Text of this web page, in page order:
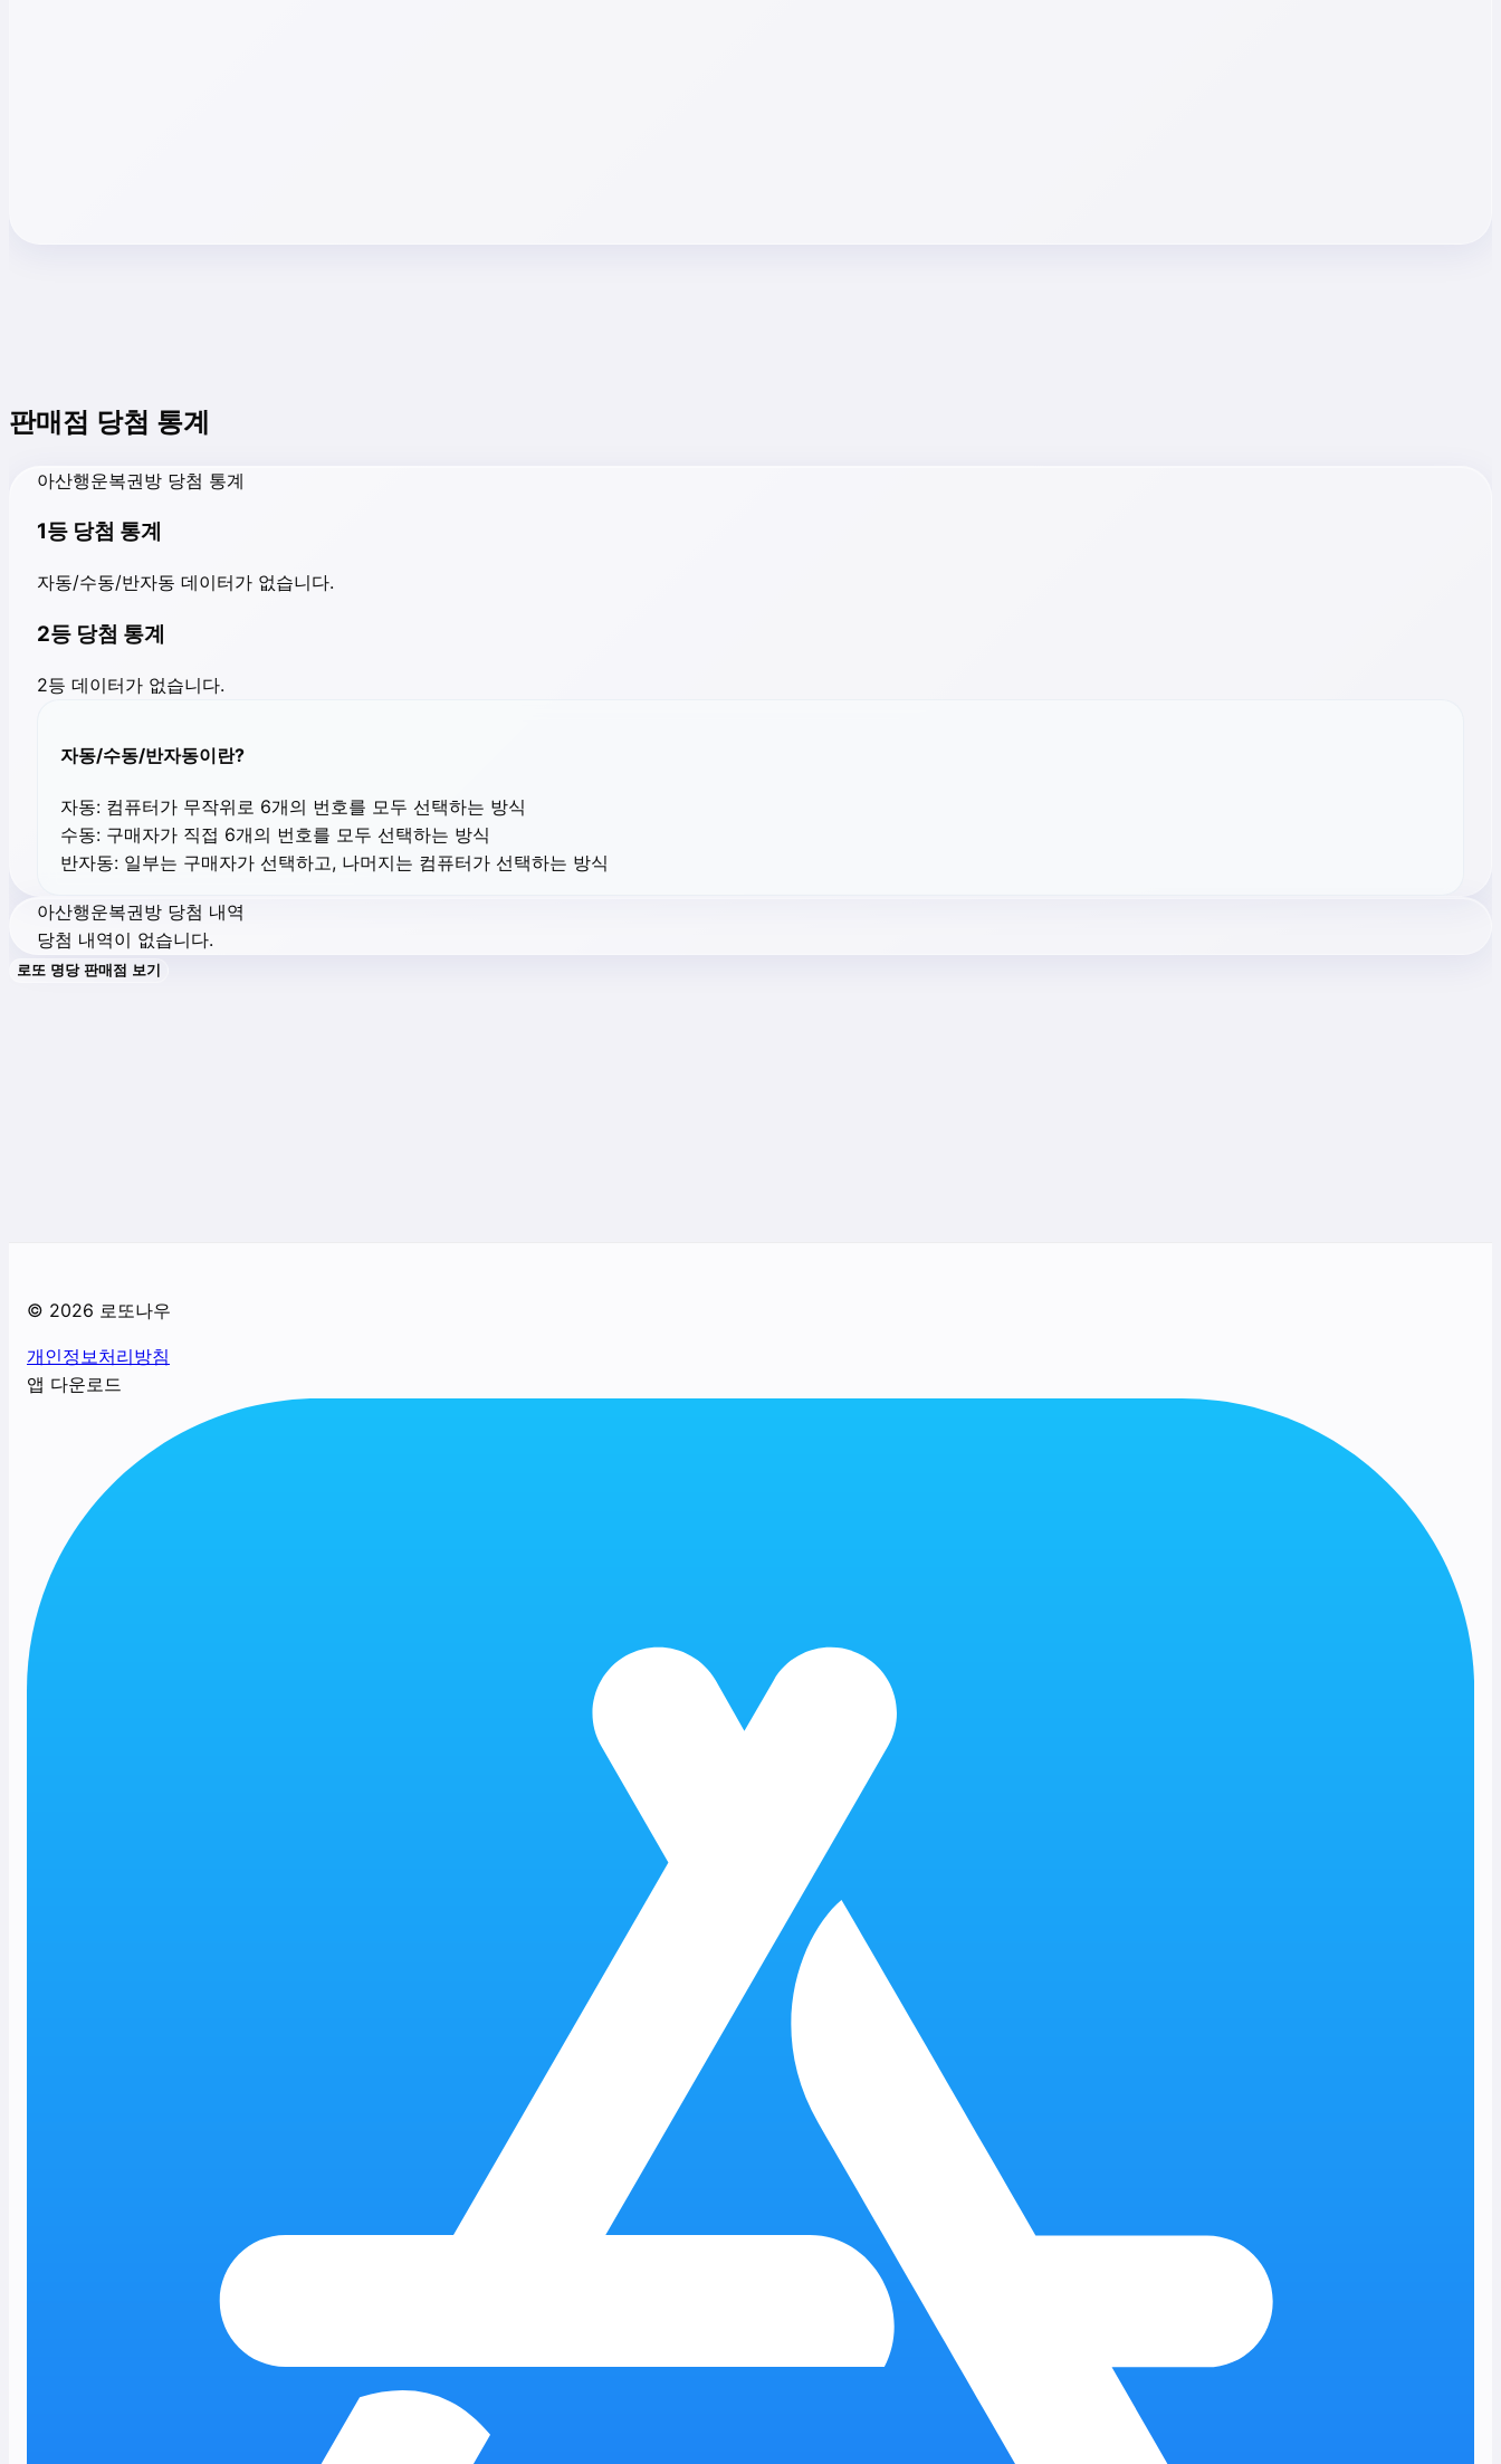
판매점 당첨 통계
아산행운복권방 당첨 통계
1등 당첨 통계
자동/수동/반자동 데이터가 없습니다.
2등 당첨 통계
2등 데이터가 없습니다.
자동/수동/반자동이란?
자동: 컴퓨터가 무작위로 6개의 번호를 모두 선택하는 방식
수동: 구매자가 직접 6개의 번호를 모두 선택하는 방식
반자동: 일부는 구매자가 선택하고, 나머지는 컴퓨터가 선택하는 방식
아산행운복권방 당첨 내역
당첨 내역이 없습니다.
로또 명당 판매점 보기
© 2026 로또나우
개인정보처리방침
앱 다운로드